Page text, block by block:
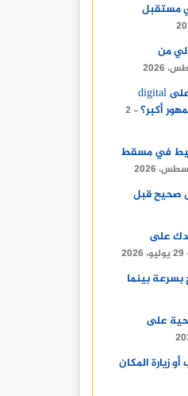
مستقبل
من
لماذا تعتمد المؤسسات الإخبارية على digital
2
في مسقط
صحيح قبل
على
29 يوليو، 2026
بينما
على
زيارة المكان